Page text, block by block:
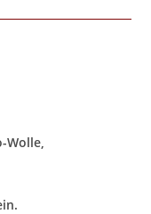
Wolle,